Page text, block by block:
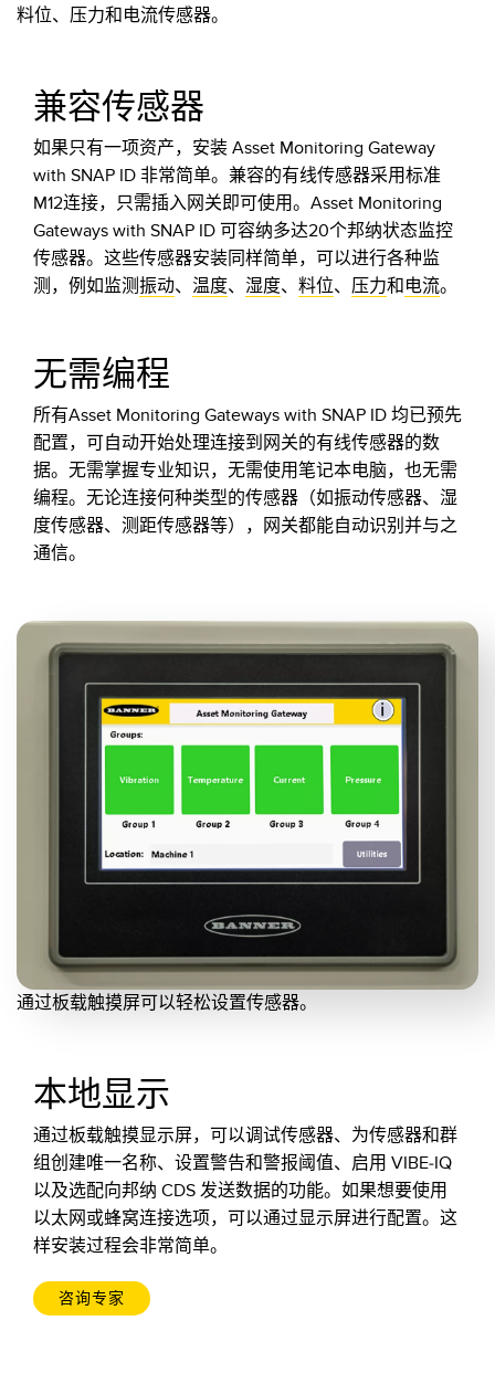
兼容传感器
如果只有一项资产，安装 Asset Monitoring Gateway
with SNAP ID 非常简单。兼容的有线传感器采用标准
M12连接，只需插入网关即可使用。Asset Monitoring
Gateways with SNAP ID 可容纳多达20个邦纳状态监控
传感器。这些传感器安装同样简单，可以进行各种监
测，例如监测振动、 温度、 湿度、 料位、 压力和电流。
料位、压力和电流传感器。
无需编程
所有Asset Monitoring Gateways with SNAP ID 均已预先
配置，可自动开始处理连接到网关的有线传感器的数
据。无需掌握专业知识，无需使用笔记本电脑，也无需
编程。无论连接何种类型的传感器（如振动传感器、湿
度传感器、测距传感器等），网关都能自动识别并与之
通信。
通过板载触摸屏可以轻松设置传感器。
本地显示
通过板载触摸显示屏，可以调试传感器、为传感器和群
组创建唯一名称、设置警告和警报阈值、启用 VIBE-IQ
以及选配向邦纳 CDS 发送数据的功能。如果想要使用
以太网或蜂窝连接选项，可以通过显示屏进行配置。这
样安装过程会非常简单。
咨询专家